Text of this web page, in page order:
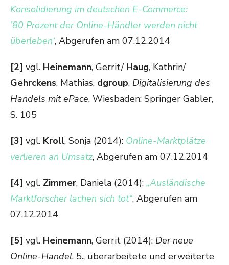
Konsolidierung im deutschen E-Commerce:
’80 Prozent der Online-Händler werden nicht
überleben‘, Abgerufen am 07.12.2014
[2] vgl. Heinemann, Gerrit/ Haug, Kathrin/
Gehrckens, Mathias, dgroup, Digitalisierung des
Handels mit ePace, Wiesbaden: Springer Gabler,
S. 105
[3] vgl. Kroll, Sonja (2014): Online-Marktplätze
verlieren an Umsatz, Abgerufen am 07.12.2014
[4] vgl. Zimmer, Daniela (2014): „Ausländische
Marktforscher lachen sich tot“, Abgerufen am
07.12.2014
[5] vgl. Heinemann, Gerrit (2014): Der neue
Online-Handel, 5., überarbeitete und erweiterte